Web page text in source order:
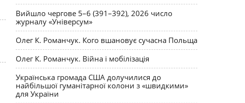
Вийшло чергове 5–6 (391–392), 2026 число
журналу «Універсум»
Олег К. Романчук. Кого вшановує сучасна Польща
Олег К. Романчук. Війна і мобілізація
Українська громада США долучилися до
найбільшої гуманітарної колони з «швидкими»
для України